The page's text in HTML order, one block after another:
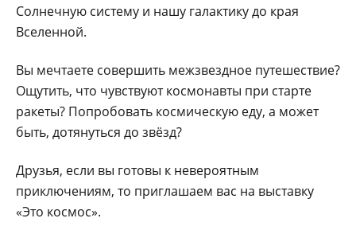
Солнечную систему и нашу галактику до края
Вселенной.
Вы мечтаете совершить межзвездное путешествие?
Ощутить, что чувствуют космонавты при старте
ракеты? Попробовать космическую еду, а может
быть, дотянуться до звёзд?
Друзья, если вы готовы к невероятным
приключениям, то приглашаем вас на выставку
«Это космос».